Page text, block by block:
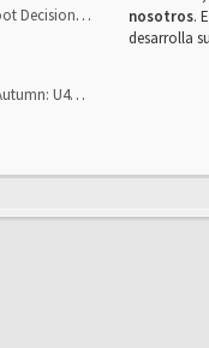
Runs With U4N
Rewards to Grab
nosotros.
desarrolla